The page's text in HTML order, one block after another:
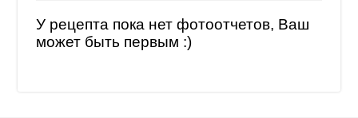
У рецепта пока нет фотоотчетов, Ваш
может быть первым :)